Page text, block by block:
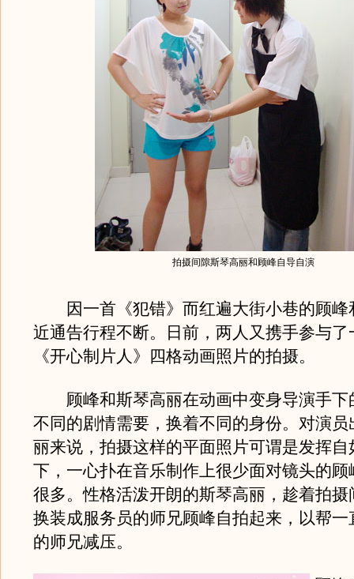
拍摄间隙斯琴高丽和顾峰自导自演
因一首《犯错》而红遍大街小巷的顾峰
近通告行程不断。日前，两人又携手参与了
《开心制片人》四格动画照片的拍摄。
顾峰和斯琴高丽在动画中变身导演手下
不同的剧情需要，换着不同的身份。对演员
丽来说，拍摄这样的平面照片可谓是发挥自
下，一心扑在音乐制作上很少面对镜头的顾
很多。性格活泼开朗的斯琴高丽，趁着拍摄
换装成服务员的师兄顾峰自拍起来，以帮一
的师兄减压。